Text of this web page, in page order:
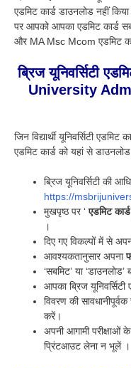
एडमिट कार्ड डाउनलोड नहीं
पर आपको आपका एडमिट कार्ड
और MA Msc Mcom एडमिट
ब्रिज यूनिवर्सिटी
University
जिन विद्यार्थी यूनिवर्सिटी
एडमिट कार्ड को यहां से
ब्रिज यूनिवर्सिटी की
https://
मुखपृष्ठ पर ‘एडमिट
।
दिए गए विकल्पों में से
आवश्यकतानुसार अपना
‘सबमिट’ या
आपका ब्रिज यूनिवर्सिटी
विवरण की
करें।
अपनी आगामी परीक्षाओं
प्रिंटआउट लेना न भूलें ।